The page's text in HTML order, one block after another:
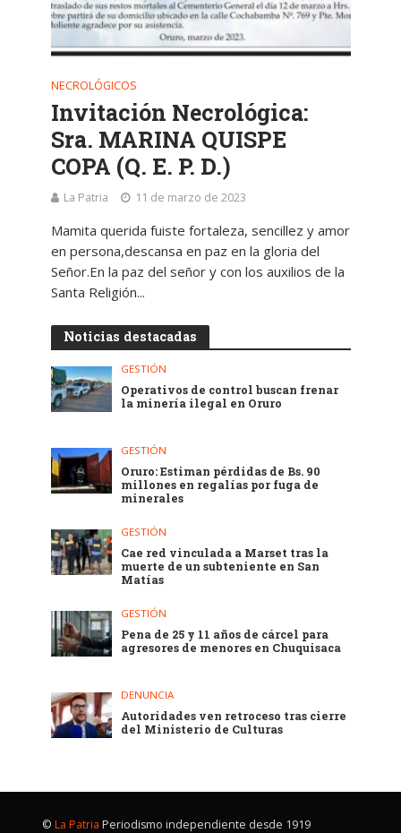
NECROLÓGICOS
Invitación Necrológica:
Sra. MARINA QUISPE
COPA (Q. E. P. D.)
La Patria 11 de marzo de 2023
Mamita querida fuiste fortaleza, sencillez y amor
en persona,descansa en paz en la gloria del
Señor.En la paz del señor y con los auxilios de la
Santa Religión...
Noticias destacadas
GESTIÓN
Operativos de control buscan frenar
la minería ilegal en Oruro
GESTIÓN
Oruro: Estiman pérdidas de Bs. 90
millones en regalías por fuga de
minerales
GESTIÓN
Cae red vinculada a Marset tras la
muerte de un subteniente en San
Matías
GESTIÓN
Pena de 25 y 11 años de cárcel para
agresores de menores en Chuquisaca
DENUNCIA
Autoridades ven retroceso tras cierre
del Ministerio de Culturas
© La Patria Periodismo independiente desde 1919